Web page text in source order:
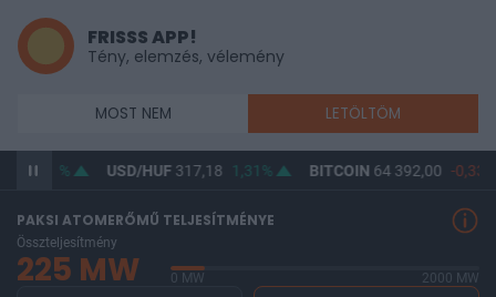
FRISSS APP!
Tény, elemzés, vélemény
MOST NEM LETÖLTÖM
1% USD/HUF317,18 1,31% BITCOIN64 392,00 -0,33%
PAKSI ATOMERŐMŰ TELJESÍTMÉNYE
Összteljesítmény
225 MW 0 MW
2000 MW